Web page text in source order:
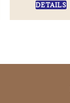
DETAILS